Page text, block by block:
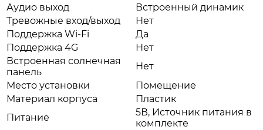
Аудио выход
Встроенный динамик
Тревожные вход/выход
Нет
Поддержка Wi-Fi
Да
Поддержка 4G
Нет
Встроенная солнечная
панель
Нет
Место установки
Помещение
Материал корпуса
Пластик
Питание
5В, Источник питания в
комплекте